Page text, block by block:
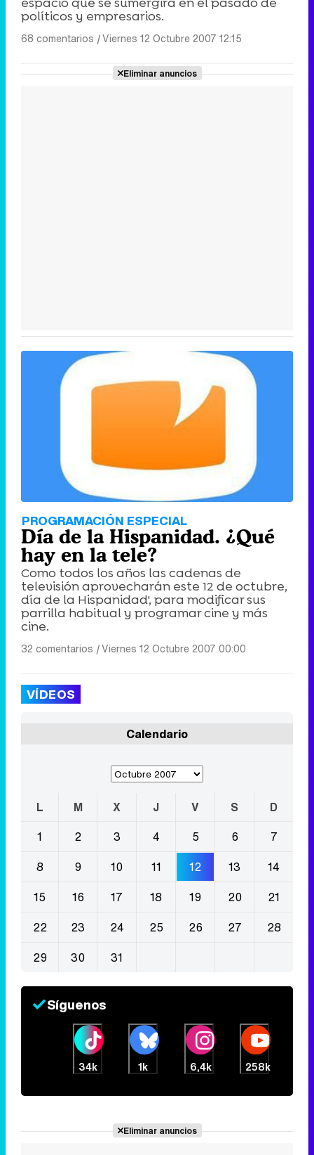
políticos y empresarios.
68 comentarios |Viernes 12 Octubre 2007 12:15
Eliminar anuncios
PROGRAMACIÓN ESPECIAL
Día de la Hispanidad. ¿Qué
hay en la tele?
Como todos los años las cadenas de
televisión aprovecharán este 12 de octubre,
día de la Hispanidad', para modificar sus
parrilla habitual y programar cine y más
cine.
32 comentarios |Viernes 12 Octubre 2007 00:00
VÍDEOS
Calendario
L M X J V S
D
1
2 3 4 5 6
7
8
9 10 11 12 13
14
15
16 17 18 19 20
21
22
23 24 25 26 27
28
29
30 31
Síguenos
34k 1k 6,4k 258k
Eliminar anuncios